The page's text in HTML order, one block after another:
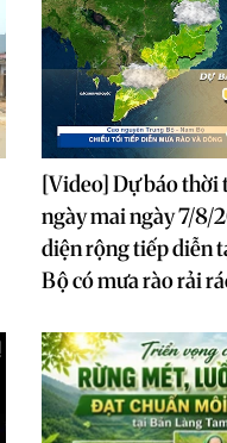
[Video] Dự báo thời
ngày mai ngày 7/8/
diện rộng tiếp diễn
Bộ có mưa rào rải